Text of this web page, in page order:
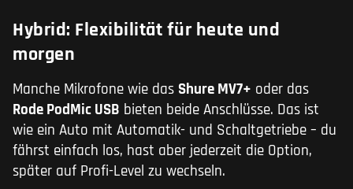
Hybrid: Flexibilität für heute und
morgen
Manche Mikrofone wie das Shure MV7+ oder das
Rode PodMic USB bieten beide Anschlüsse. Das ist
wie ein Auto mit Automatik- und Schaltgetriebe – du
fährst einfach los, hast aber jederzeit die Option,
später auf Profi-Level zu wechseln.